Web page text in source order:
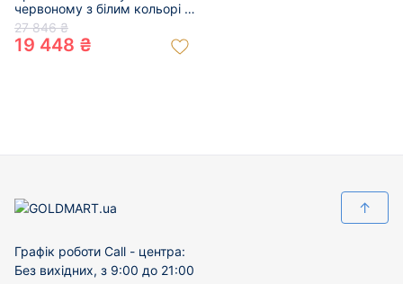
червоному з білим кольорі з
цирконом 01-200105086
27 846 ₴
19 448 ₴
↑
Графік роботи Call - центра:
Без вихідних, з 9:00 до 21:00